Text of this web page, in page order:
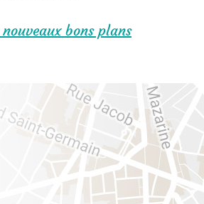
nouveaux bons plans